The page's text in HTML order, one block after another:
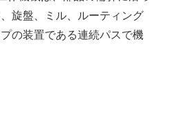
旋盤、ミル、ルーティング
の装置である連続パスで機